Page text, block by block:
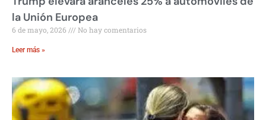
la Unión Europea
6 de mayo, 2026 No hay comentarios
Leer más »